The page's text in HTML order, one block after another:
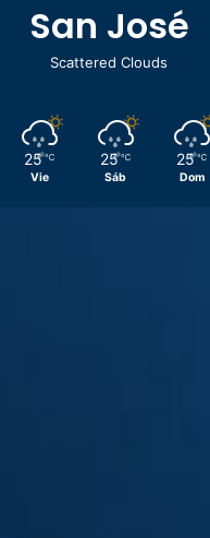
San José
Scattered Clouds
25 ℃
Vie
25 ℃
Sáb
25 ℃
Dom